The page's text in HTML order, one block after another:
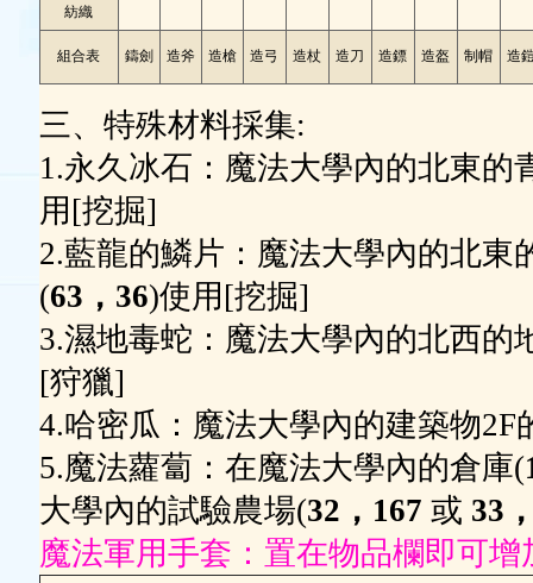
紡織
組合表 鑄劍 造斧 造槍 造弓 造杖 造刀 造鏢 造盔 制帽 造
三、特殊材料採集:
1.永久冰石：魔法大學內的北東的
用[挖掘]
2.藍龍的鱗片：魔法大學內的北東
(63，36)使用[挖掘]
3.濕地毒蛇：魔法大學內的北西的
[狩獵]
4.哈密瓜：魔法大學內的建築物2F
5.魔法蘿蔔：在魔法大學內的倉庫(
大學內的試驗農場(32，167 或 33
魔法軍用手套：置在物品欄即可增